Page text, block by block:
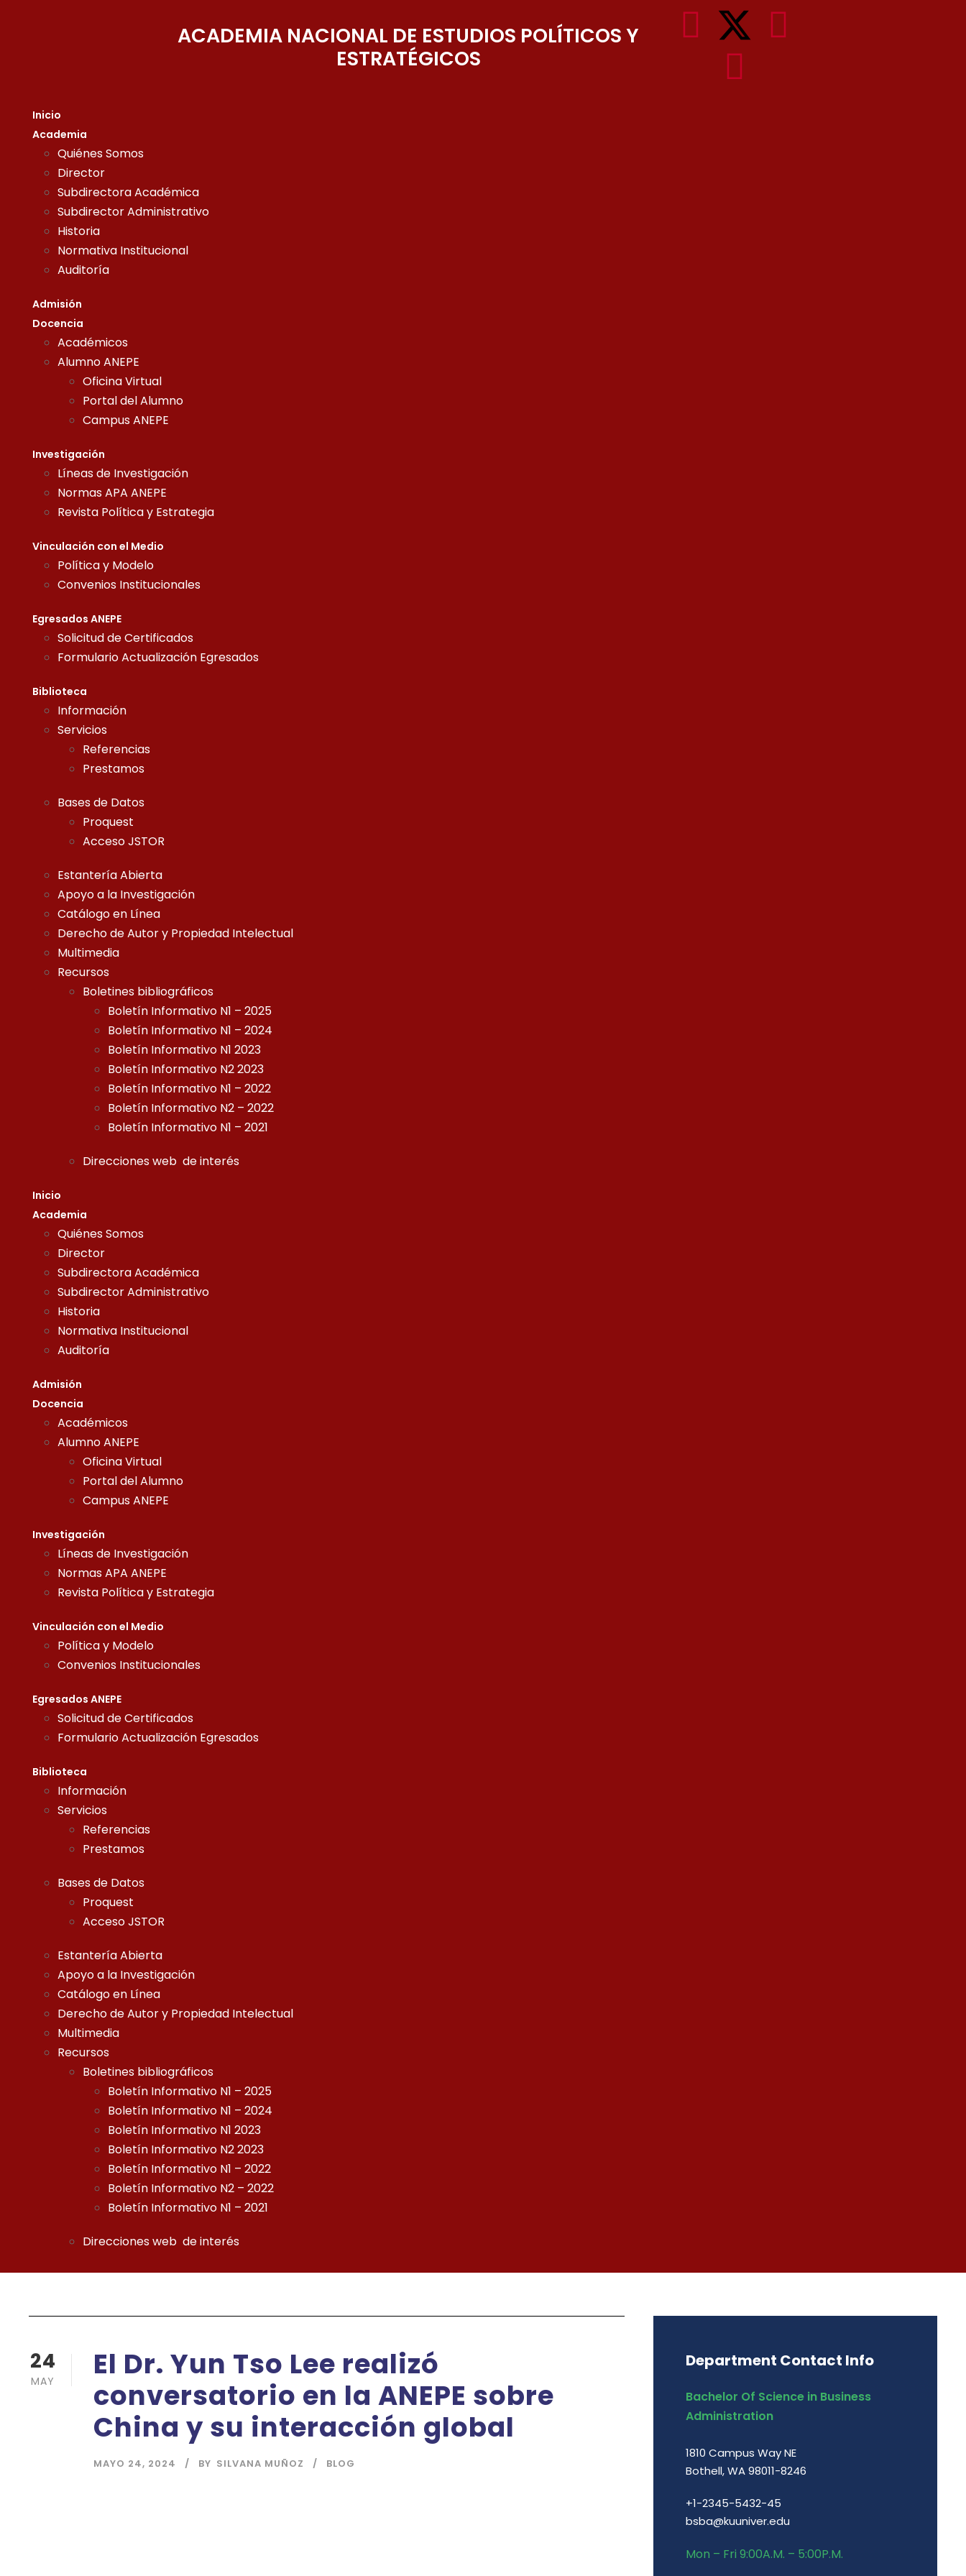
ACADEMIA NACIONAL DE ESTUDIOS POLÍTICOS Y
ESTRATÉGICOS
Inicio
Academia
Quiénes Somos
Director
Subdirectora Académica
Subdirector Administrativo
Historia
Normativa Institucional
Auditoría
Admisión
Docencia
Académicos
Alumno ANEPE
Oficina Virtual
Portal del Alumno
Campus ANEPE
Investigación
Líneas de Investigación
Normas APA ANEPE
Revista Política y Estrategia
Vinculación con el Medio
Política y Modelo
Convenios Institucionales
Egresados ANEPE
Solicitud de Certificados
Formulario Actualización Egresados
Biblioteca
Información
Servicios
Referencias
Prestamos
Bases de Datos
Proquest
Acceso JSTOR
Estantería Abierta
Apoyo a la Investigación
Catálogo en Línea
Derecho de Autor y Propiedad Intelectual
Multimedia
Recursos
Boletines bibliográficos
Boletín Informativo N1 – 2025
Boletín Informativo N1 – 2024
Boletín Informativo N1 2023
Boletín Informativo N2 2023
Boletín Informativo N1 – 2022
Boletín Informativo N2 – 2022
Boletín Informativo N1 – 2021
Direcciones web de interés
Inicio
Academia
Quiénes Somos
Director
Subdirectora Académica
Subdirector Administrativo
Historia
Normativa Institucional
Auditoría
Admisión
Docencia
Académicos
Alumno ANEPE
Oficina Virtual
Portal del Alumno
Campus ANEPE
Investigación
Líneas de Investigación
Normas APA ANEPE
Revista Política y Estrategia
Vinculación con el Medio
Política y Modelo
Convenios Institucionales
Egresados ANEPE
Solicitud de Certificados
Formulario Actualización Egresados
Biblioteca
Información
Servicios
Referencias
Prestamos
Bases de Datos
Proquest
Acceso JSTOR
Estantería Abierta
Apoyo a la Investigación
Catálogo en Línea
Derecho de Autor y Propiedad Intelectual
Multimedia
Recursos
Boletines bibliográficos
Boletín Informativo N1 – 2025
Boletín Informativo N1 – 2024
Boletín Informativo N1 2023
Boletín Informativo N2 2023
Boletín Informativo N1 – 2022
Boletín Informativo N2 – 2022
Boletín Informativo N1 – 2021
Direcciones web de interés
24
MAY
El Dr. Yun Tso Lee realizó
conversatorio en la ANEPE sobre
China y su interacción global
MAYO 24, 2024 BY SILVANA MUÑOZ BLOG
Department Contact Info
Bachelor Of Science in Business
Administration
1810 Campus Way NE
Bothell, WA 98011-8246
+1-2345-5432-45
bsba@kuuniver.edu
Mon – Fri 9:00A.M. – 5:00P.M.